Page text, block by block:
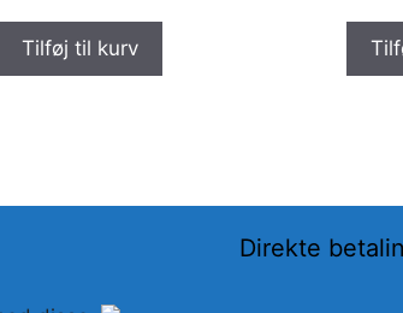
Tilføj til kurv
Direkte